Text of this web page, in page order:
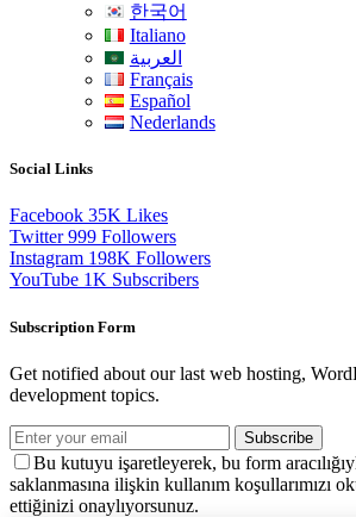
한국어
Italiano
العربية
Français
Español
Nederlands
Social Links
Facebook 35K Likes
Twitter 999 Followers
Instagram 198K Followers
YouTube 1K Subscribers
Subscription Form
Get notified about our last web hosting,
development topics.
Subscribe
Bu kutuyu işaretleyerek, bu form
saklanmasına ilişkin kullanım koşullarımızı
ettiğinizi onaylıyorsunuz.